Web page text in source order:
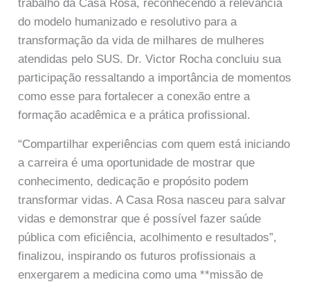
trabalho da Casa Rosa, reconhecendo a relevância
do modelo humanizado e resolutivo para a
transformação da vida de milhares de mulheres
atendidas pelo SUS. Dr. Victor Rocha concluiu sua
participação ressaltando a importância de momentos
como esse para fortalecer a conexão entre a
formação acadêmica e a prática profissional.
“Compartilhar experiências com quem está iniciando
a carreira é uma oportunidade de mostrar que
conhecimento, dedicação e propósito podem
transformar vidas. A Casa Rosa nasceu para salvar
vidas e demonstrar que é possível fazer saúde
pública com eficiência, acolhimento e resultados”,
finalizou, inspirando os futuros profissionais a
enxergarem a medicina como uma **missão de